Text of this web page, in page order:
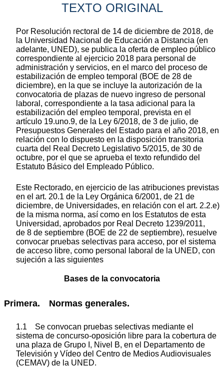
TEXTO ORIGINAL
Por Resolución rectoral de 14 de diciembre de 2018, de
la Universidad Nacional de Educación a Distancia (en
adelante, UNED), se publica la oferta de empleo público
correspondiente al ejercicio 2018 para personal de
administración y servicios, en el marco del proceso de
estabilización de empleo temporal (BOE de 28 de
diciembre), en la que se incluye la autorización de la
convocatoria de plazas de nuevo ingreso de personal
laboral, correspondiente a la tasa adicional para la
estabilización del empleo temporal, prevista en el
artículo 19.uno.9, de la Ley 6/2018, de 3 de julio, de
Presupuestos Generales del Estado para el año 2018, en
relación con lo dispuesto en la disposición transitoria
cuarta del Real Decreto Legislativo 5/2015, de 30 de
octubre, por el que se aprueba el texto refundido del
Estatuto Básico del Empleado Público.
Este Rectorado, en ejercicio de las atribuciones previstas
en el art. 20.1 de la Ley Orgánica 6/2001, de 21 de
diciembre, de Universidades, en relación con el art. 2.2.e)
de la misma norma, así como en los Estatutos de esta
Universidad, aprobados por Real Decreto 1239/2011,
de 8 de septiembre (BOE de 22 de septiembre), resuelve
convocar pruebas selectivas para acceso, por el sistema
de acceso libre, como personal laboral de la UNED, con
sujeción a las siguientes
Bases de la convocatoria
Primera. Normas generales.
1.1 Se convocan pruebas selectivas mediante el
sistema de concurso-oposición libre para la cobertura de
una plaza de Grupo I, Nivel B, en el Departamento de
Televisión y Vídeo del Centro de Medios Audiovisuales
(CEMAV) de la UNED.